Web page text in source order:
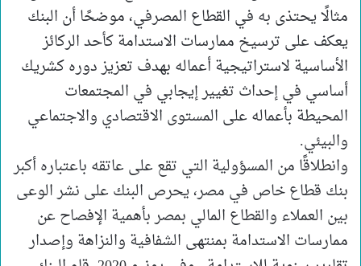
مثالًا يحتذى به في القطاع المصرفي، موضحًا أن البنك
يعكف على ترسيخ ممارسات الاستدامة كأحد الركائز
الأساسية لاستراتيجية أعماله بهدف تعزيز دوره كشريك
أساسي في إحداث تغيير إيجابي في المجتمعات
المحيطة بأعماله على المستوى الاقتصادي والاجتماعي
والبيئي.
وانطلاقًا من المسؤولية التي تقع على عاتقه باعتباره أكبر
بنك قطاع خاص في مصر، يحرص البنك على نشر الوعى
بين العملاء والقطاع المالي بمصر بأهمية الإفصاح عن
ممارسات الاستدامة بمنتهى الشفافية والنزاهة وإصدار